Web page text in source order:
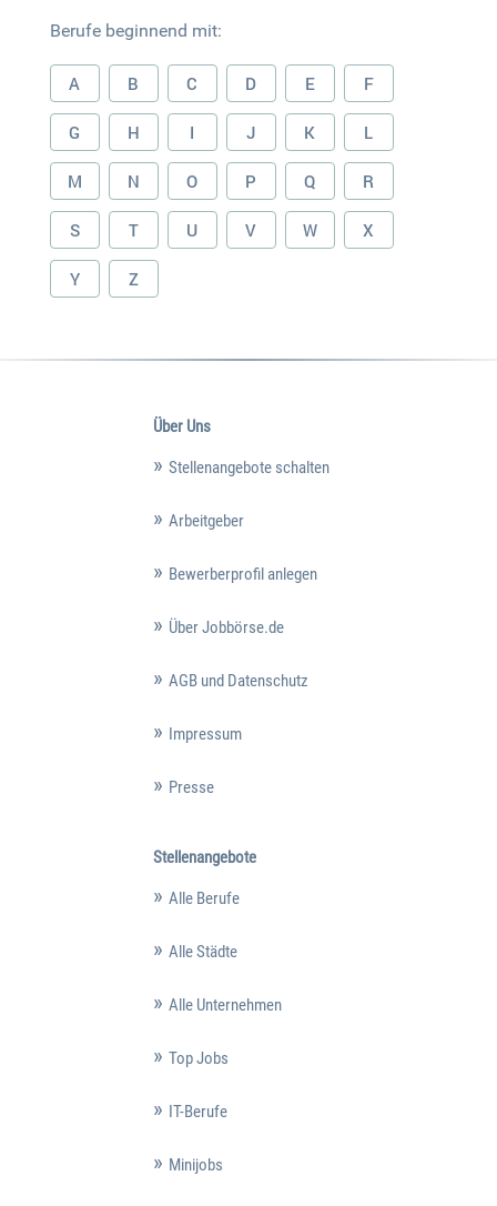
Berufe beginnend mit:
A B C D E F
G H I J K L
M N O P Q R
S T U V W X
Y Z
Über Uns
Stellenangebote schalten
Arbeitgeber
Bewerberprofil anlegen
Über Jobbörse.de
AGB und Datenschutz
Impressum
Presse
Stellenangebote
Alle Berufe
Alle Städte
Alle Unternehmen
Top Jobs
IT-Berufe
Minijobs